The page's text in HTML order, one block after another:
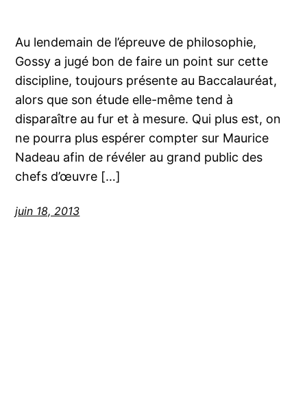
Au lendemain de l’épreuve de philosophie,
Gossy a jugé bon de faire un point sur cette
discipline, toujours présente au Baccalauréat,
alors que son étude elle-même tend à
disparaître au fur et à mesure. Qui plus est, on
ne pourra plus espérer compter sur Maurice
Nadeau afin de révéler au grand public des
chefs d’œuvre […]
juin 18, 2013